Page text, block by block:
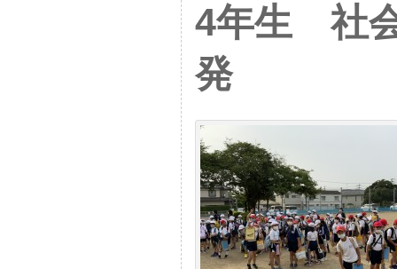
4年生 社
発